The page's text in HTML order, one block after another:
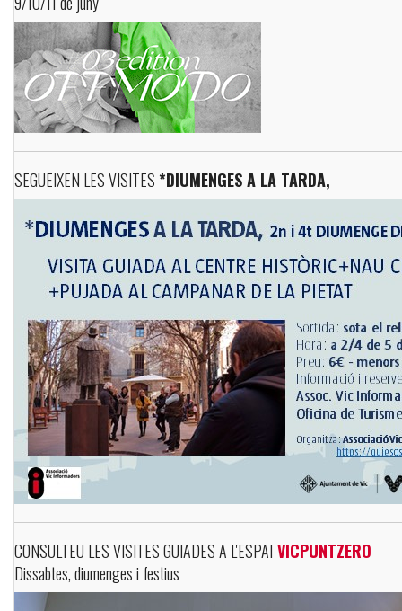
SEGUEIXEN LES VISITES*DIUMENGES A LA TARDA,
CONSULTEU LES VISITES GUIADES A L'ESPAI VICPUNTZERO
Dissabtes, diumenges i festius